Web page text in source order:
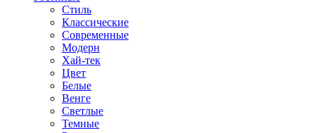
Стиль
Классические
Современные
Модерн
Хай-тек
Цвет
Белые
Венге
Светлые
Темные